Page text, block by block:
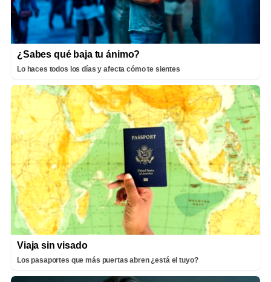
¿Sabes qué baja tu ánimo?
Lo haces todos los días y afecta cómo te sientes
Viaja sin visado
Los pasaportes que más puertas abren ¿está el tuyo?